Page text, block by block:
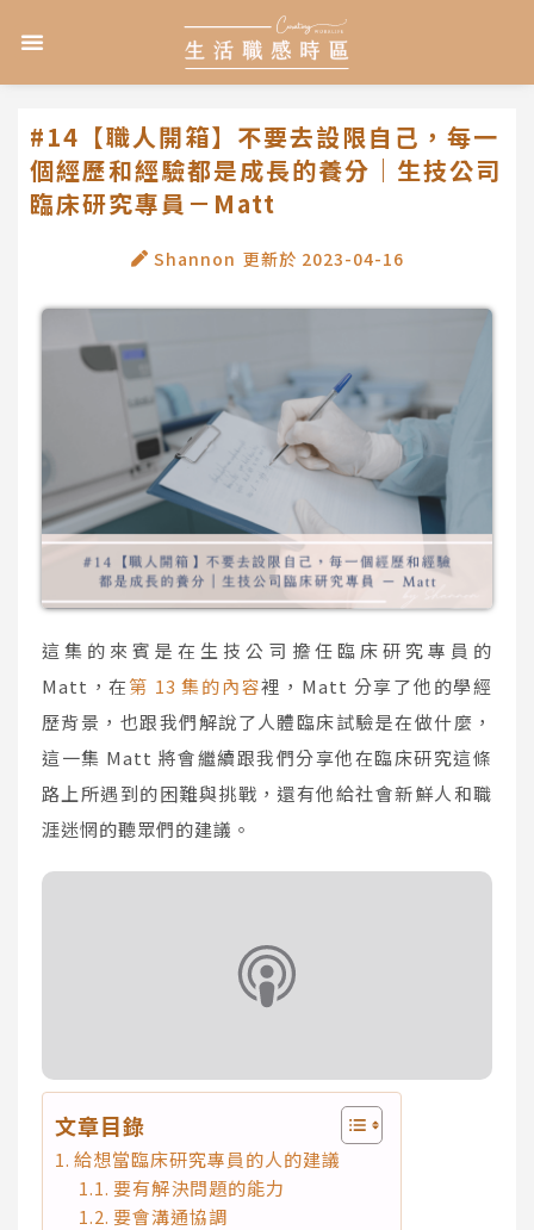
選
#14【職人開箱】不要去設限自己，每一
個經歷和經驗都是成長的養分｜生技公司
臨床研究專員－Matt
Shannon 更新於 2023-04-16
這集的來賓是在生技公司擔任臨床研究專員的
Matt，在第 13 集的內容裡，Matt 分享了他的學經
歷背景，也跟我們解說了人體臨床試驗是在做什麼，
這一集 Matt 將會繼續跟我們分享他在臨床研究這條
路上所遇到的困難與挑戰，還有他給社會新鮮人和職
涯迷惘的聽眾們的建議。
文章目錄
給想當臨床研究專員的人的建議
要有解決問題的能力
要會溝通協調